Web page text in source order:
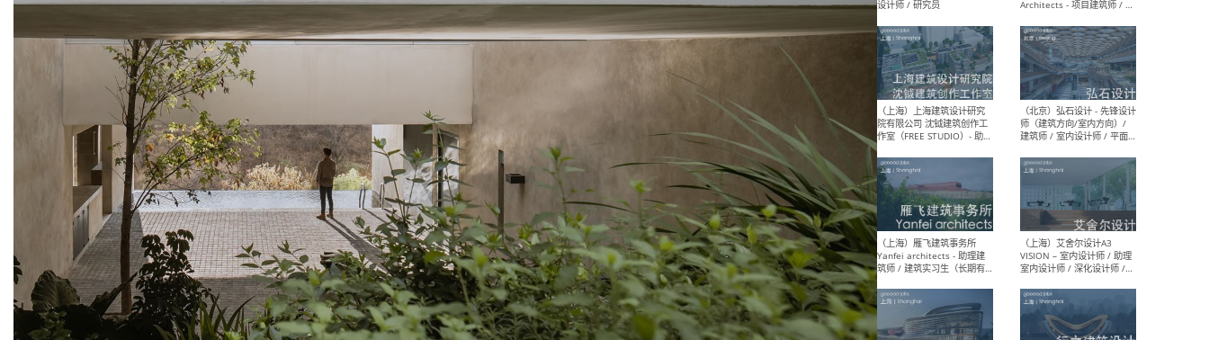
（北京）LOD朗奥建筑 - 资深
室内建筑师 / 产品研发及新
媒体运营设计师 / FF&E软装
设计师 / 深化设计师 / 实习
生
（北京）SHUYAN design -
项目负责人Project Manager
/项目建筑师Project
Architect / 助理建筑师
Assistant Architect / 创始
人助理Founder's Assistant
/ 实习生Intern
（深圳）URBANUS 都市实践
- 城市设计师 / 建筑师 / 景观